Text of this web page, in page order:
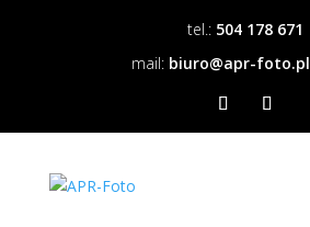
tel.: 504 178 671
mail: biuro@apr-foto.pl